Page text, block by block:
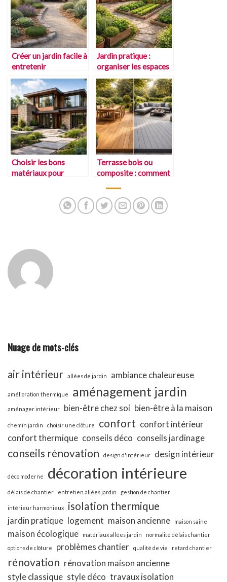
Créer un jardin facile à
entretenir
Jardin pratique :
organiser les espaces
Choisir les bons
matériaux pour
Terrasse bois ou
composite : comment
Nuage de mots-clés
air intérieur allées de jardin ambiance chaleureuse
amélioration thermique aménagement jardin
aménager intérieur bien-être chez soi bien-être à la maison
chemin jardin choisir une clôture confort confort intérieur
confort thermique conseils déco conseils jardinage
conseils rénovation design d'intérieur design intérieur
déco moderne décoration intérieure
délais de chantier entretien allées jardin gestion de chantier
intérieur harmonieux isolation thermique
jardin pratique logement maison ancienne maison saine
maison écologique matériaux allées jardin
normalité délais chantier
options de clôture
problèmes chantier qualité de vie retard chantier
rénovation rénovation maison ancienne
style classique style déco travaux isolation